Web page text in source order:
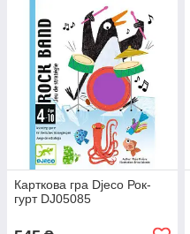
Карткова гра Djeco Рок-
гурт DJ05085